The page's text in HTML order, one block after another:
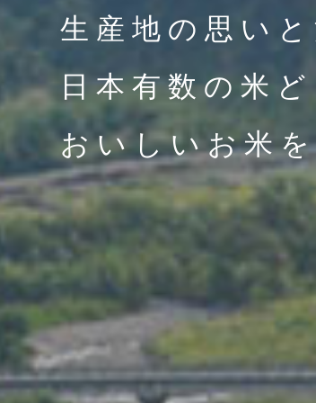
生産地の思い
日本有数の米
おいしいお米